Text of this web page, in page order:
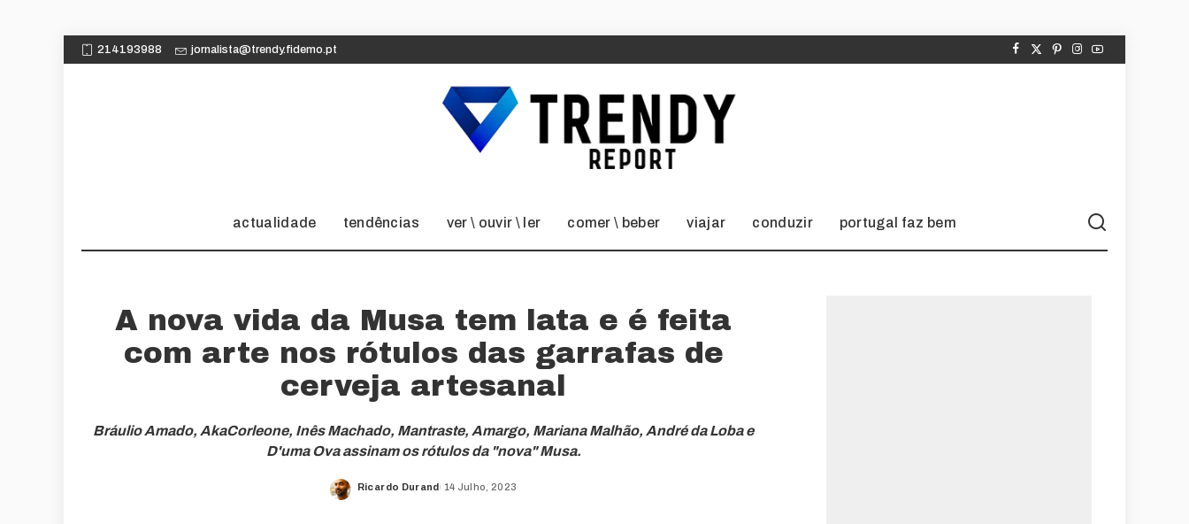
214193988 jornalista@trendy.fidemo.pt
actualidade tendências ver \ ouvir \ ler comer \ beber viajar conduzir portugal faz bem
A nova vida da Musa tem lata e é feita
com arte nos rótulos das garrafas de
cerveja artesanal
Bráulio Amado, AkaCorleone, Inês Machado, Mantraste, Amargo, Mariana Malhão, André da Loba e
D'uma Ova assinam os rótulos da "nova" Musa.
Posted
Ricardo Durand 14 Julho, 2023